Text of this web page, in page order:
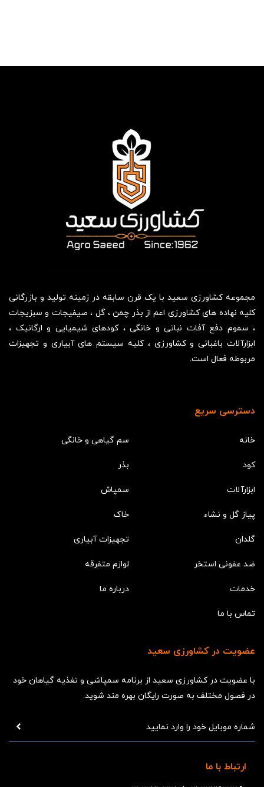
مجموعه کشاورزی سعید با یک قرن سابقه در زمینه تولید و بازرگانی
کلیه نهاده های کشاورزی اعم از بذر چمن ، گل ، صیفیجات و سبزیجات
، سموم دفع آفات نباتی و خانگی ، کودهای شیمیایی و ارگانیک ،
ابزارآلات باغبانی و کشاورزی ، کلیه سیستم های آبیاری و تجهیزات
مربوطه فعال است.
دسترسی سریع
خانه سم گیاهی و خانگی
کود بذر
ابزارآلات سمپاش
پیاز گل و نشاء خاک
گلدان تجهیزات آبیاری
ضد عفونی استخر لوازم متفرقه
خدمات درباره ما
تماس با ما
عضویت در کشاورزی سعید
با عضویت در کشاورزی سعید از برنامه سمپاشی و تغذیه گیاهان خود
در فصول مختلف به صورت رایگان بهره مند شوید.
ارتباط با ما